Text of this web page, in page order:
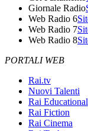
Giornale Radio
Web Radio 6
Web Radio 7
Web Radio 8
PORTALI WEB
Rai.tv
Nuovi Talenti
Rai Educational
Rai Fiction
Rai Cinema